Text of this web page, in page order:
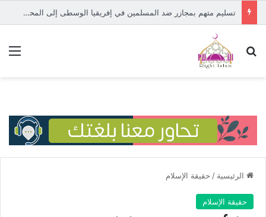
تسليم متهم بمجازر ضد المسلمين في إفريقيا الوسطى إلى المحكمة الدولية
بحث عن
الرئيسية / حقيقة الإسلام
حقيقة الإسلام